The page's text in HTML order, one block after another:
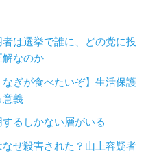
は選挙で誰に、どの党に投
なのか
なぎが食べたいぞ】生活保護
意義
るしかない層がいる
ぜ殺害された？山上容疑者